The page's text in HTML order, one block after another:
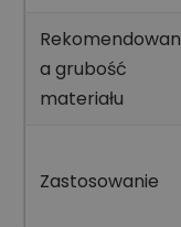
Rekomendowan
a grubość
materiału
Zastosowanie